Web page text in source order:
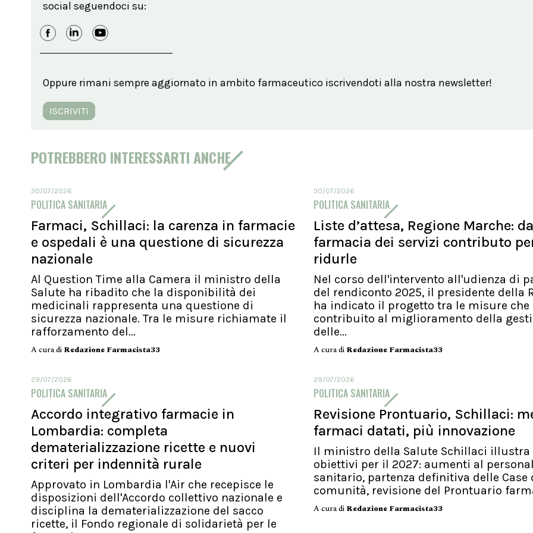
social seguendoci su:
Oppure rimani sempre aggiornato in ambito farmaceutico iscrivendoti alla nostra newsletter!
ISCRIVITI
POTREBBERO INTERESSARTI ANCHE
30/07/2026
POLITICA SANITARIA
Farmaci, Schillaci: la carenza in farmacie
e ospedali è una questione di sicurezza
nazionale
Al Question Time alla Camera il ministro della
Salute ha ribadito che la disponibilità dei
medicinali rappresenta una questione di
sicurezza nazionale. Tra le misure richiamate il
rafforzamento del...
A cura di Redazione Farmacista33
30/07/2026
POLITICA SANITARIA
Liste d’attesa, Regione Marche: da
farmacia dei servizi contributo
ridurle
Nel corso dell'intervento all'udienza di
del rendiconto 2025, il presidente della
ha indicato il progetto tra le misure che
contribuito al miglioramento della
delle...
A cura di Redazione Farmacista33
29/07/2026
POLITICA SANITARIA
Accordo integrativo farmacie in
Lombardia: completa
dematerializzazione ricette e nuovi
criteri per indennità rurale
Approvato in Lombardia l'Air che recepisce le
disposizioni dell'Accordo collettivo nazionale e
disciplina la dematerializzazione del sacco
ricette, il Fondo regionale di solidarietà per le
29/07/2026
POLITICA SANITARIA
Revisione Prontuario, Schillaci:
farmaci datati, più innovazione
Il ministro della Salute Schillaci
obiettivi per il 2027: aumenti al
sanitario, partenza definitiva delle Case
comunità, revisione del Prontuario
A cura di Redazione Farmacista33